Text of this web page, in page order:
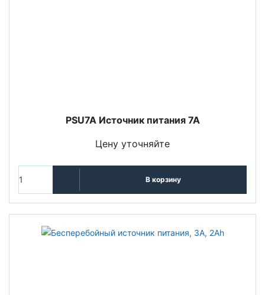
PSU7A Источник питания 7А
Цену уточняйте
В корзину